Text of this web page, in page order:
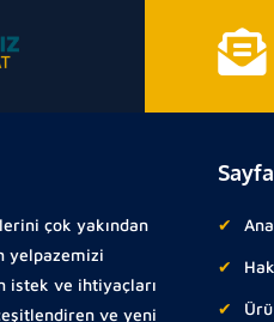
çok yakından
yelpazemizi
istek ve ihtiyaçları
ve yeni